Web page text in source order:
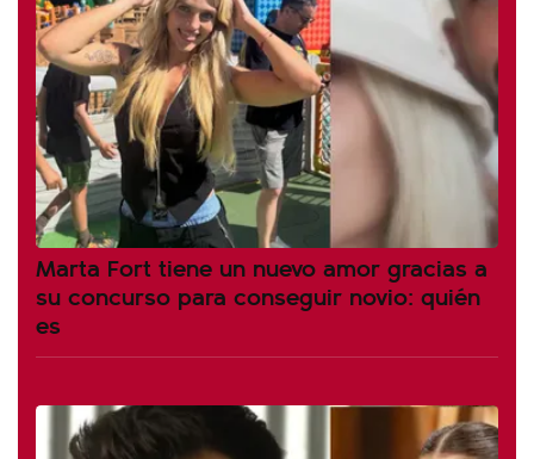
Marta Fort tiene un nuevo amor gracias a
su concurso para conseguir novio: quién
es